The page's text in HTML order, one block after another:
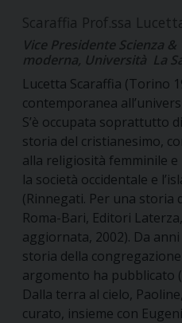
Scaraffia Prof.ssa
Vice Presidente Scienza
moderna, Università La
Lucetta Scaraffia (Torino
contemporanea
S’è occupata soprattutto
storia del cristianesimo,
alla religiosità femminile
la società occidentale e
(Rinnegati. Per una storia
Roma-Bari, Editori
aggiornata, 2002). Da
storia della
argomento ha pubblicato
Dalla terra al cielo,
curato, insieme con